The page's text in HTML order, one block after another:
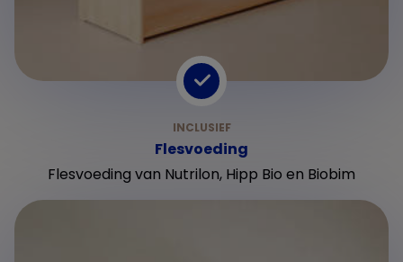
Flesvoeding
Flesvoeding van Nutrilon, Hipp Bio en Biobim